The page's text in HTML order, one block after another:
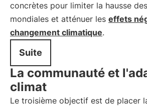
concrètes pour limiter la hausse
mondiales et atténuer les effets
changement climatique.
Suite
La communauté et
climat
Le troisième objectif est de placer